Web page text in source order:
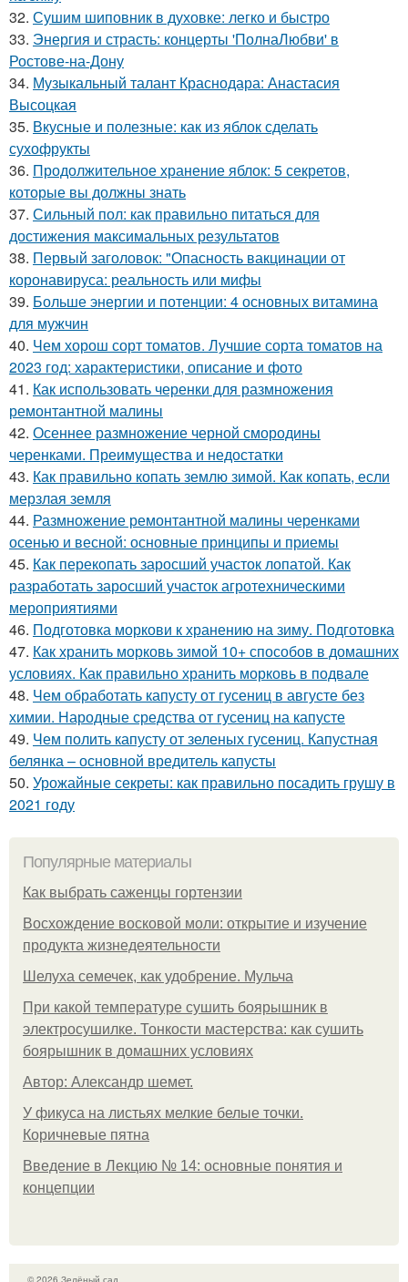
32. Сушим шиповник в духовке: легко и быстро
33. Энергия и страсть: концерты 'ПолнаЛюбви' в
Ростове-на-Дону
34. Музыкальный талант Краснодара: Анастасия
Высоцкая
35. Вкусные и полезные: как из яблок сделать
сухофрукты
36. Продолжительное хранение яблок: 5 секретов,
которые вы должны знать
37. Сильный пол: как правильно питаться для
достижения максимальных результатов
38. Первый заголовок: "Опасность вакцинации от
коронавируса: реальность или мифы
39. Больше энергии и потенции: 4 основных витамина
для мужчин
40. Чем хорош сорт томатов. Лучшие сорта томатов на
2023 год: характеристики, описание и фото
41. Как использовать черенки для размножения
ремонтантной малины
42. Осеннее размножение черной смородины
черенками. Преимущества и недостатки
43. Как правильно копать землю зимой. Как копать, если
мерзлая земля
44. Размножение ремонтантной малины черенками
осенью и весной: основные принципы и приемы
45. Как перекопать заросший участок лопатой. Как
разработать заросший участок агротехническими
мероприятиями
46. Подготовка моркови к хранению на зиму. Подготовка
47. Как хранить морковь зимой 10+ способов в домашних
условиях. Как правильно хранить морковь в подвале
48. Чем обработать капусту от гусениц в августе без
химии. Народные средства от гусениц на капусте
49. Чем полить капусту от зеленых гусениц. Капустная
белянка – основной вредитель капусты
50. Урожайные секреты: как правильно посадить грушу в
2021 году
Популярные материалы
Как выбрать саженцы гортензии
Восхождение восковой моли: открытие и изучение
продукта жизнедеятельности
Шелуха семечек, как удобрение. Мульча
При какой температуре сушить боярышник в
электросушилке. Тонкости мастерства: как сушить
боярышник в домашних условиях
Автор: Александр шемет.
У фикуса на листьях мелкие белые точки.
Коричневые пятна
Введение в Лекцию № 14: основные понятия и
концепции
© 2026 Зелёный сад